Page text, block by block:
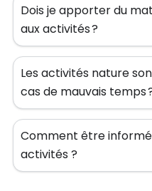
Dois je apporter du
aux activités ?
Les activités nature
cas de mauvais temps
Comment être
activités ?